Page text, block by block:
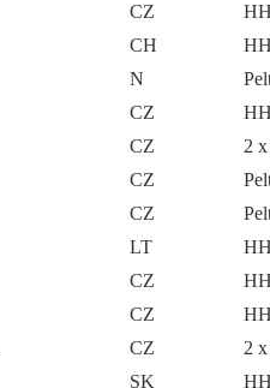
CZ
CH
N
CZ
CZ
2
CZ
CZ
LT
CZ
CZ
CZ
2
SK